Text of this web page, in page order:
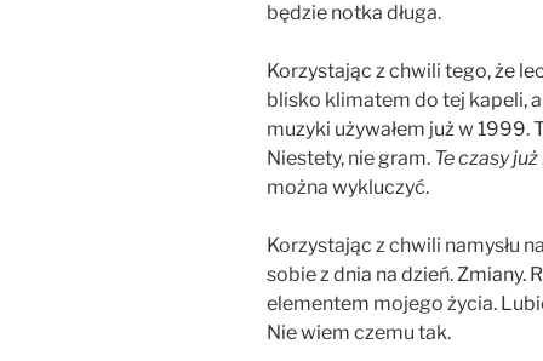
będzie notka długa.
Korzystając z chwili tego, że
blisko klimatem do tej kapeli,
muzyki używałem już w 1999.
Niestety, nie gram. Te czasy
można wykluczyć.
Korzystając z chwili namysłu
sobie z dnia na dzień. Zmiany.
elementem mojego życia.
Nie wiem czemu tak.